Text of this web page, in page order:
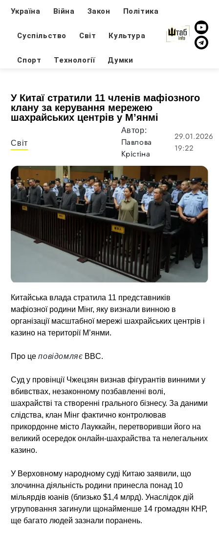
Україна Війна Закон Політика
Суспільство Світ Культура
Спорт Технології Думки
У Китаї стратили 11 членів мафіозного
клану за керування мережею
шахрайських центрів у М’янмі
Світ
Автор:
Павлова
Крістіна
29.01.2026
19:22
Китайська влада стратила 11 представників
мафіозної родини Мінг, яку визнали винною в
організації масштабної мережі шахрайських центрів і
казино на території М’янми.
Про цеповідомляє BBC.
Суд у провінції Чжецзян визнав фігурантів винними у
вбивствах, незаконному позбавленні волі,
шахрайстві та створенні грального бізнесу. За даними
слідства, клан Мінг фактично контролював
прикордонне місто Лауккайн, перетворивши його на
великий осередок онлайн-шахрайства та нелегальних
казино.
У Верховному народному суді Китаю заявили, що
злочинна діяльність родини принесла понад 10
мільярдів юанів (близько $1,4 млрд). Унаслідок дій
угруповання загинули щонайменше 14 громадян КНР,
ще багато людей зазнали поранень.